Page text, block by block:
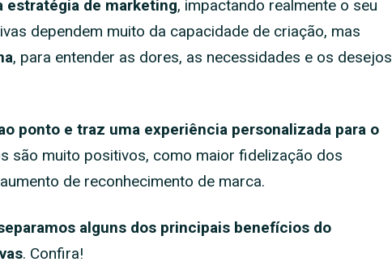
estratégia de marketing, impactando realmente o seu
dependem muito da capacidade de criação, mas
, para entender as dores, as necessidades e os desejos
ponto e traz uma experiência personalizada para o
são muito positivos, como maior fidelização dos
de reconhecimento de marca.
alguns dos principais benefícios do
. Confira!